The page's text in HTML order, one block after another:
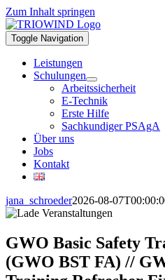
Zum Inhalt springen
Toggle Navigation
Leistungen
Schulungen
Arbeitssicherheit
E-Technik
Erste Hilfe
Sachkundiger PSAgA
Über uns
Jobs
Kontakt
jana_schroeder2026-08-
GWO Basic Safety
(GWO BST FA) //